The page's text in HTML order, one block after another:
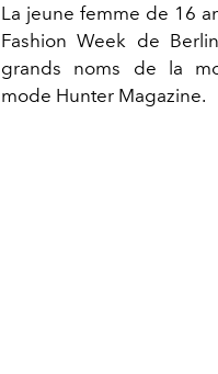
La jeune femme de 16
Fashion Week de
grands noms de la
mode Hunter Magazine.